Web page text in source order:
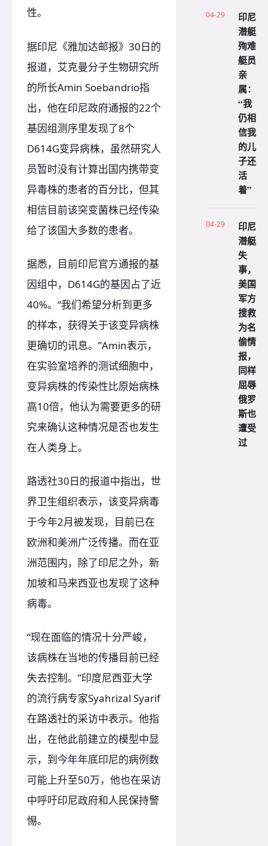
性。
据印尼《雅加达邮报》30日的
报道，艾克曼分子生物研究所
的所长Amin Soebandrio指
出，他在印尼政府通报的22个
基因组测序里发现了8个
D614G变异病株，虽然研究人
员暂时没有计算出国内携带变
异毒株的患者的百分比，但其
相信目前该突变菌株已经传染
给了该国大多数的患者。
据悉，目前印尼官方通报的基
因组中，D614G的基因占了近
40%。“我们希望分析到更多
的样本，获得关于该变异病株
更确切的讯息。”Amin表示，
在实验室培养的测试细胞中，
变异病株的传染性比原始病株
高10倍，他认为需要更多的研
究来确认这种情况是否也发生
在人类身上。
路透社30日的报道中指出，世
界卫生组织表示，该变异病毒
于今年2月被发现，目前已在
欧洲和美洲广泛传播。而在亚
洲范围内，除了印尼之外，新
加坡和马来西亚也发现了这种
病毒。
“现在面临的情况十分严峻，
该病株在当地的传播目前已经
失去控制。”印度尼西亚大学
的流行病专家Syahrizal Syarif
在路透社的采访中表示。他指
出，在他此前建立的模型中显
示，到今年年底印尼的病例数
可能上升至50万，他也在采访
中呼吁印尼政府和人民保持警
惕。
04-29
印尼
潜艇
殉难
艇员
亲
属：
“我
仍相
信我
的儿
子还
活
着”
04-29
印尼
潜艇
失
事，
美国
军方
搜救
为名
偷情
报，
同样
屈辱
俄罗
斯也
遭受
过